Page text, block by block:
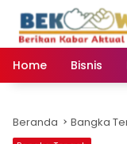
konten
Home
Bisnis
Beranda Bangka